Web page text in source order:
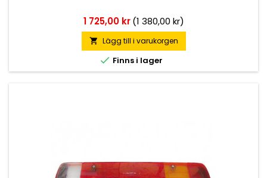
Pris
1 725,00 kr (1 380,00 kr)
 Lägg till i varukorgen
 Finns i lager